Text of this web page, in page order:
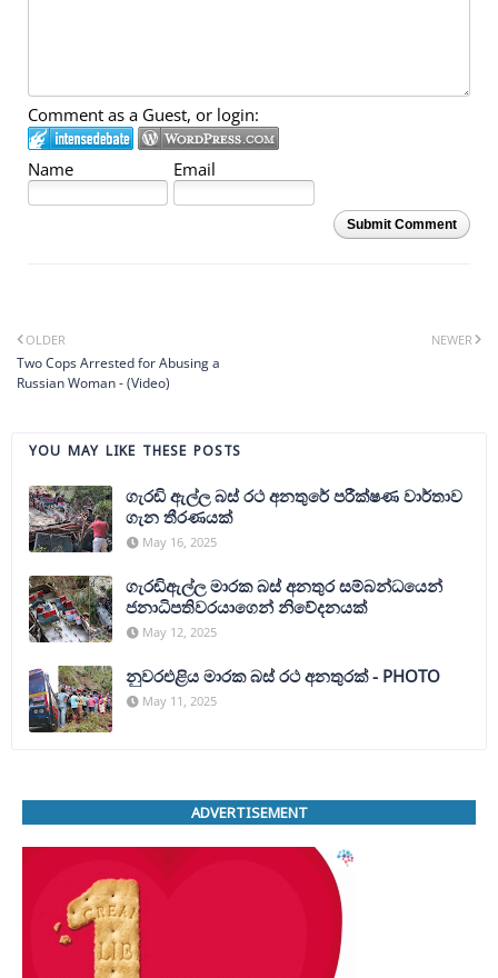
Comment as a Guest, or login:
Name Email
Submit Comment
NEWER
OLDER
Two Cops Arrested for Abusing a
Russian Woman - (Video)
YOU MAY LIKE THESE POSTS
ගැරඬි ඇල්ල බස් රථ අනතුරේ පරීක්ෂණ වාර්තාව
ගැන තීරණයක්
May 16, 2025
ගැරඬිඇල්ල මාරක බස් අනතුර සම්බන්ධයෙන්
ජනාධිපතිවරයාගෙන් නිවේදනයක්
May 12, 2025
නුවරඑළිය මාරක බස් රථ අනතුරක් - PHOTO
May 11, 2025
ADVERTISEMENT